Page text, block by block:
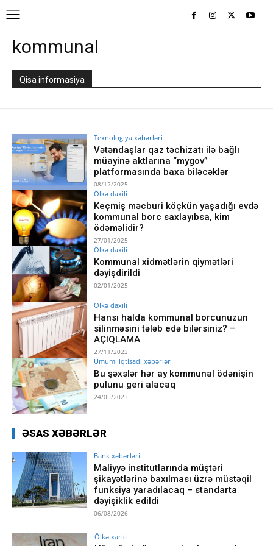
kommunal
Qisa informasiya
Texnologiya xəbərləri
Vətəndaşlar qaz təchizatı ilə bağlı
müayinə aktlarına “mygov”
platformasında baxa biləcəklər
08/12/2025
Ölkə daxili
Keçmiş məcburi köçkün yaşadığı evdə
kommunal borc saxlayıbsa, kim
ödəməlidir?
27/01/2025
Ölkə daxili
Kommunal xidmətlərin qiymətləri
dəyişdirildi
02/01/2025
Ölkə daxili
Hansı halda kommunal borcunuzun
silinməsini tələb edə bilərsiniz? –
AÇIQLAMA
27/11/2023
Ümumi iqtisadi xəbərlər
Bu şəxslər hər ay kommunal ödənişin
pulunu geri alacaq
24/05/2023
ƏSAS XƏBƏRLƏR
Bank xəbərləri
Maliyyə institutlarında müştəri
şikayətlərinə baxılması üzrə müstəqil
funksiya yaradılacaq – standarta
dəyişiklik edildi
06/08/2026
Ölkə xarici